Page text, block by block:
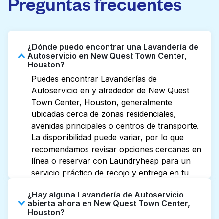
¿Dónde puedo encontrar una Lavandería de
Autoservicio en New Quest Town Center,
Houston?
Puedes encontrar Lavanderías de
Autoservicio en y alrededor de New Quest
Town Center, Houston, generalmente
ubicadas cerca de zonas residenciales,
avenidas principales o centros de transporte.
La disponibilidad puede variar, por lo que
recomendamos revisar opciones cercanas en
línea o reservar con Laundryheap para un
servicio práctico de recojo y entrega en tu
¿Hay alguna Lavandería de Autoservicio
abierta ahora en New Quest Town Center,
Houston?